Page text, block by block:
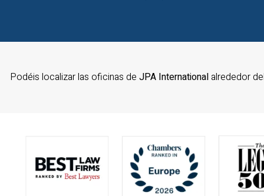
Podéis localizar las oficinas de JPA International alrededor